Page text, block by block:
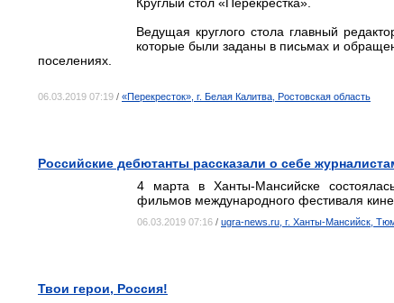
Ведущая круглого стола главный
которые были заданы в письмах и
поселениях.
06.03.2019 07:19 / «Перекресток», г. Белая Калитва, Ростовская область
Российские дебютанты рассказали о себе
4 марта в Ханты-Мансийске
фильмов международного фестиваля
06.03.2019 07:16 / ugra-news.ru, г. Ханты-Мансийск,
Твои герои, Россия!